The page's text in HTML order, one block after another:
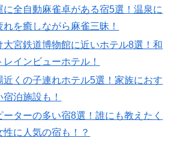
に全自動麻雀卓がある宿5選！温泉に
を癒しながら麻雀三昧！
大宮鉄道博物館に近いホテル8選！和
インビューホテル！
近くの子連れホテル5選！家族におす
泊施設も！
ーターの多い宿8選！誰にも教えたく
性に人気の宿も！？